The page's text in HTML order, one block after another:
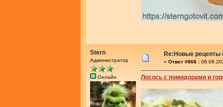
Stern
Администратор
Онлайн
Re:Новые рецепты
« Ответ #866 :
Лосось с помидорами и